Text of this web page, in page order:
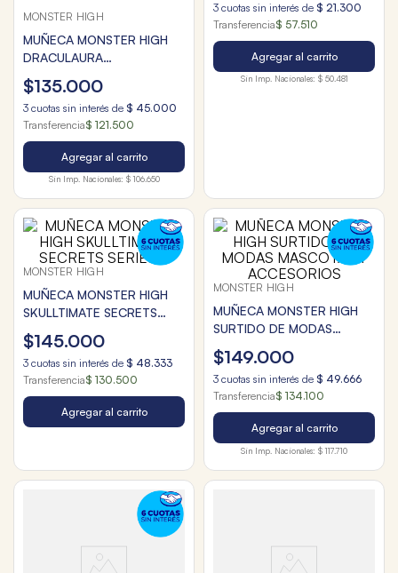
MONSTER HIGH
MUÑECA MONSTER HIGH
DRACULAURA
CUMPLEAÑOS 1600
SORPRESA
$135.000
3 cuotas sin interés de $ 45.000
Transferencia$ 121.500
Agregar al carrito
Sin Imp. Nacionales: $ 106.650
3 cuotas sin interés de $ 21.300
Transferencia$ 57.510
Agregar al carrito
Sin Imp. Nacionales: $ 50.481
MONSTER HIGH
MUÑECA MONSTER HIGH
SKULLTIMATE SECRETS
SERIES 6
$145.000
3 cuotas sin interés de $ 48.333
Transferencia$ 130.500
Agregar al carrito
MONSTER HIGH
MUÑECA MONSTER HIGH
SURTIDO DE MODAS
MASCOTAS Y ACCESORIOS
$149.000
3 cuotas sin interés de $ 49.666
Transferencia$ 134.100
Agregar al carrito
Sin Imp. Nacionales: $ 117.710